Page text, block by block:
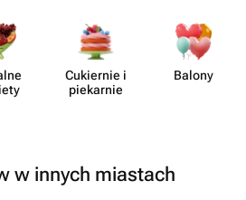
Cukiernie i
piekarnie
Balony
w innych miastach